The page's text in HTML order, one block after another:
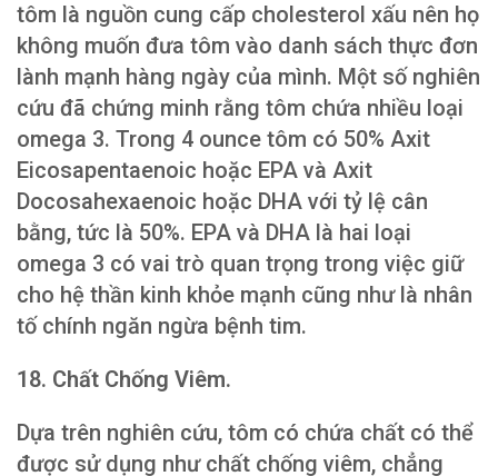
tôm là nguồn cung cấp cholesterol xấu nên họ
không muốn đưa tôm vào danh sách thực đơn
lành mạnh hàng ngày của mình. Một số nghiên
cứu đã chứng minh rằng tôm chứa nhiều loại
omega 3. Trong 4 ounce tôm có 50% Axit
Eicosapentaenoic hoặc EPA và Axit
Docosahexaenoic hoặc DHA với tỷ lệ cân
bằng, tức là 50%. EPA và DHA là hai loại
omega 3 có vai trò quan trọng trong việc giữ
cho hệ thần kinh khỏe mạnh cũng như là nhân
tố chính ngăn ngừa bệnh tim.
18. Chất Chống Viêm.
Dựa trên nghiên cứu, tôm có chứa chất có thể
được sử dụng như chất chống viêm, chẳng